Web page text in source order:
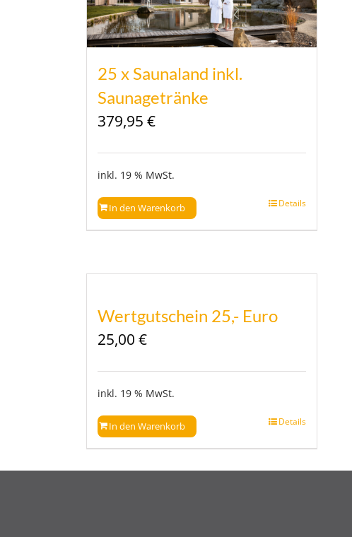
25 x Saunaland inkl.
Saunagetränke
379,95 €
inkl. 19 % MwSt.
In den Warenkorb Details
Wertgutschein 25,- Euro
25,00 €
inkl. 19 % MwSt.
In den Warenkorb Details